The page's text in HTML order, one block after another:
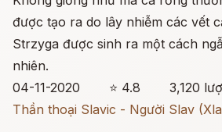
được tạo ra do lây nhiễm các vết
Strzyga được sinh ra một cách
nhiên.
04-11-2020
⭐ 4.8
3,120
Thần thoại Slavic - Người Slav